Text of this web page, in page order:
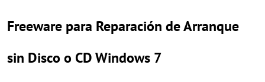
Freeware para Reparación de Arranque
sin Disco o CD Windows 7